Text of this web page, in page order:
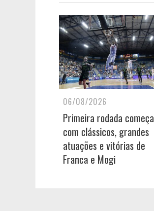
06/08/2026
Primeira rodada começa
com clássicos, grandes
atuações e vitórias de
Franca e Mogi